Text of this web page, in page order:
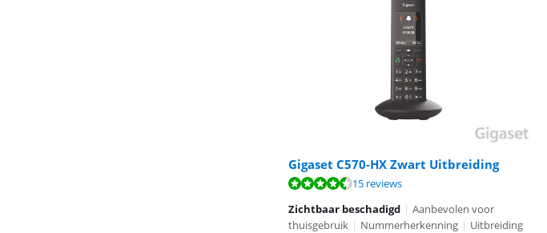
Gigaset C570-HX Zwart Uitbreiding
Beoordeling is 8,5 van de 10, gebaseerd op 15 reviews.
15 reviews
Zichtbaar beschadigd | Aanbevolen voor
thuisgebruik | Nummerherkenning | Uitbreiding